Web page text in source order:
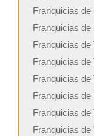
Franquicias
Franquicias
Franquicias de
Franquicias de
Franquicias de
Franquicias de
Franquicias de
Franquicias de